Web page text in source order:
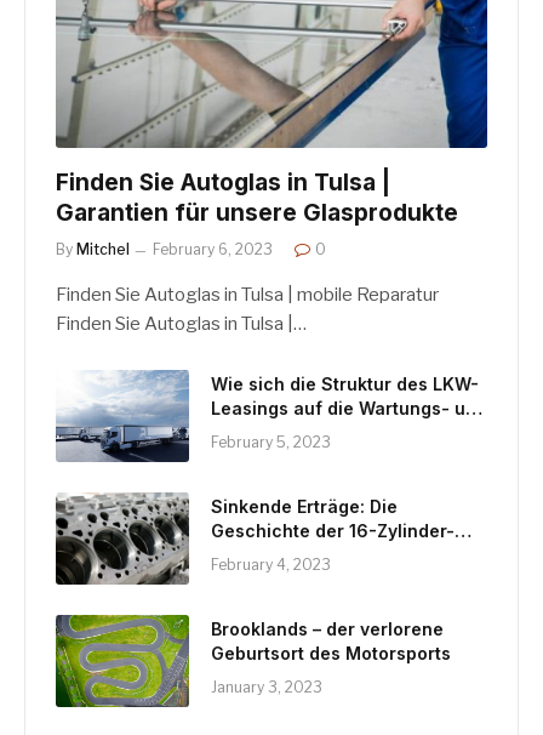
Finden Sie Autoglas in Tulsa |
Garantien für unsere Glasprodukte
By Mitchel February 6, 2023 0
Finden Sie Autoglas in Tulsa | mobile Reparatur
Finden Sie Autoglas in Tulsa |…
Wie sich die Struktur des LKW-
Leasings auf die Wartungs- und
Reparaturkosten auswirken
February 5, 2023
Sinkende Erträge: Die
Geschichte der 16-Zylinder-
Motoren
February 4, 2023
Brooklands – der verlorene
Geburtsort des Motorsports
January 3, 2023